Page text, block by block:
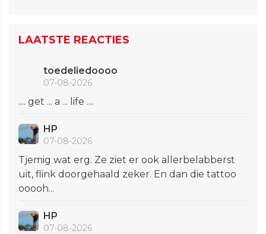
LAATSTE REACTIES
toedeliedoooo
07-08-2026
.... get ... a ... life ....
HP
07-08-2026
Tjemig wat erg. Ze ziet er ook allerbelabberst
uit, flink doorgehaald zeker. En dan die tattoo
ooooh...
HP
07-08-2026